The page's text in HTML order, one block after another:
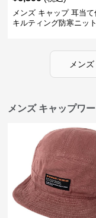
メンズ キャップ 耳当
キルティング防寒ニッ
メン
メンズ キャップワ